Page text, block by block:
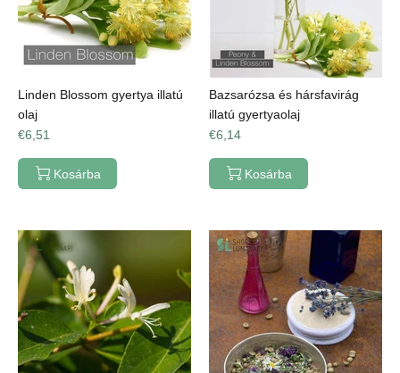
Linden Blossom gyertya illatú
olaj
€6,51
Kosárba
Bazsarózsa és hársfavirág
illatú gyertyaolaj
€6,14
Kosárba